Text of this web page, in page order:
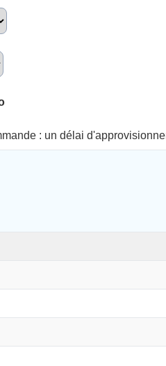
: un délai